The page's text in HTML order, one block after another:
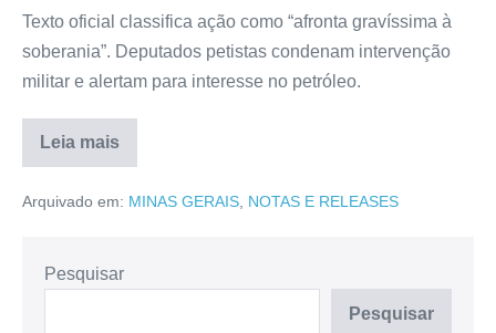
Texto oficial classifica ação como “afronta gravíssima à
soberania”. Deputados petistas condenam intervenção
militar e alertam para interesse no petróleo.
Leia mais
Arquivado em: MINAS GERAIS, NOTAS E RELEASES
Pesquisar
Pesquisar